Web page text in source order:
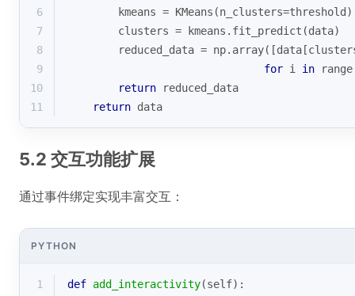
6
        kmeans = KMeans(n_clusters=threshold)
7
        clusters = kmeans.fit_predict(data)
8
reduced_data =
9
for i in range
10
return reduced_data
11
return data
5.2 交互功能扩展
通过事件绑定实现丰富交互：
PYTHON
1 def add_interactivity(self):